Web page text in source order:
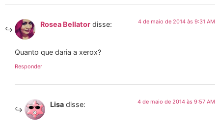
Rosea Bellator disse: 4 de maio de 2014 às 9:31 AM
Quanto que daria a xerox?
Responder
Lisa disse: 4 de maio de 2014 às 9:57 AM